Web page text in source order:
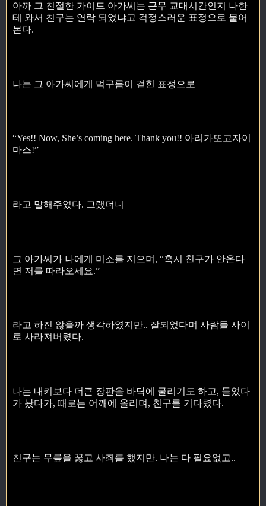
아까 그 친절한 가이드 아가씨는 근무 교대시간인지 나한
테 와서 친구는 연락 되었냐고 걱정스러운 표정으로 물어
본다.
나는 그 아가씨에게 먹구름이 걷힌 표정으로
“Yes!! Now, She’s coming here. Thank you!! 아리가또고자이
마스!”
라고 말해주었다. 그랬더니
그 아가씨가 나에게 미소를 지으며, “혹시 친구가 안온다
면 저를 따라오세요.”
라고 하진 않을까 생각하였지만.. 잘되었다며 사람들 사이
로 사라져버렸다.
나는 내키보다 더큰 장판을 바닥에 굴리기도 하고, 들었다
가 놨다가, 때로는 어깨에 올리며, 친구를 기다렸다.
친구는 무릎을 꿇고 사죄를 했지만. 나는 다 필요없고..